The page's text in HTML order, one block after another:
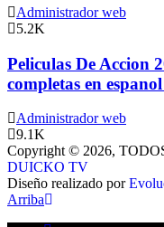
Administrador web
5.2K
Peliculas De Accion
completas en
Administrador web
9.1K
Copyright © 2026,
DUICKO TV
Diseño realizado por
Arriba